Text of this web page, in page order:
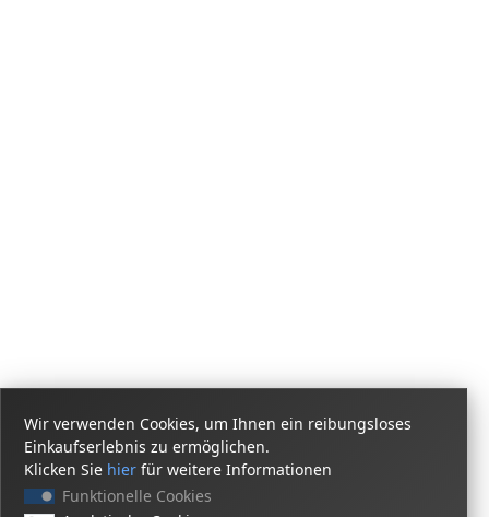
Wir verwenden Cookies, um Ihnen ein reibungsloses
Einkaufserlebnis zu ermöglichen.
Klicken Sie hier für weitere Informationen
Funktionelle Cookies